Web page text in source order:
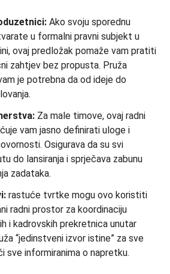
Ako svoju sporednu
u formalni pravni subjekt u
ovaj predložak pomaže vam pratiti
zahtjev bez propusta. Pruža
je potrebna da od ideje do
Za male timove, ovaj radni
vam jasno definirati uloge i
Osigurava da su svi
do lansiranja i sprječava zabunu
zadataka.
rastuće tvrtke mogu ovo koristiti
radni prostor za koordinaciju
i kadrovskih prekretnica unutar
“jedinstveni izvor istine” za sve
sve informiranima o napretku.